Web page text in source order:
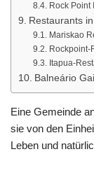
Rock Point
Restaurants
Mariskao
Rockpoint-
Itapua-
Balneário
Eine Gemeinde
sie von den
Leben und